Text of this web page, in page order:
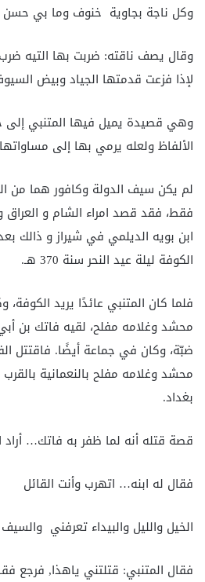
وكل ناجة بجاوية خنوف وما بي
وقال يصف ناقته: ضربت بها التيه ضرب
لإذا فزعت قدمتها الجياد وبيض
وهي قصيدة يميل فيها المتنبي إلى
الألفاظ ولعله يرمي بها إلى
لم يكن سيف الدولة وكافور هما من
فقط، فقد قصد امراء الشام و
ابن بويه الديلمي في شيراز و ذالك
الكوفة ليلة عيد النحر سنة 370 هـ.
فلما كان المتنبي عائدًا يريد
محشد وغلامه مفلح، لقيه فاتك بن
ضبّة، وكان في جماعة أيضًا. فاقتتل
محشد وغلامه مفلح بالنعمانية
بغداد.
قصة قتله أنه لما ظفر به فاتك… أراد
فقال له ابنه… اتهرب وأنت القائل
الخيل والليل والبيداء تعرفني
فقال المتنبي: قتلتني ياهذا, فرجع